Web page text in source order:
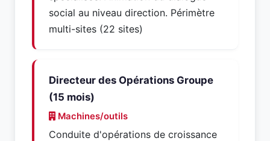
social au niveau direction. Périmètre
multi-sites (22 sites)
Directeur des Opérations Groupe
(15 mois)
Machines/outils
Conduite d'opérations de croissance